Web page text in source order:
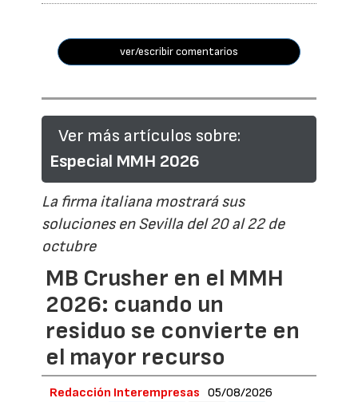
ver/escribir comentarios
Ver más artículos sobre:
Especial MMH 2026
La firma italiana mostrará sus
soluciones en Sevilla del 20 al 22 de
octubre
MB Crusher en el MMH
2026: cuando un
residuo se convierte en
el mayor recurso
Redacción Interempresas 05/08/2026